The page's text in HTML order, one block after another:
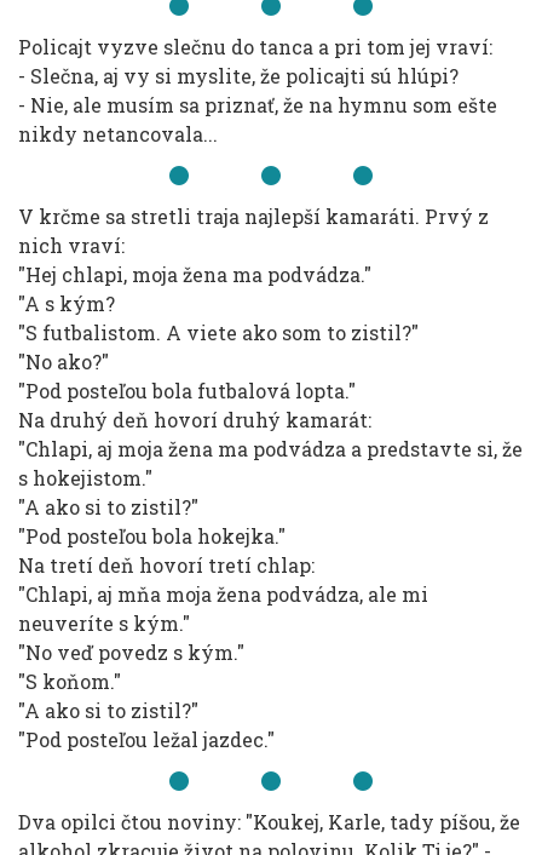
Policajt vyzve slečnu do tanca a pri tom jej vraví:
- Slečna, aj vy si myslite, že policajti sú hlúpi?
- Nie, ale musím sa priznať, že na hymnu som ešte
nikdy netancovala...
V krčme sa stretli traja najlepší kamaráti. Prvý z
nich vraví:
"Hej chlapi, moja žena ma podvádza."
"A s kým?
"S futbalistom. A viete ako som to zistil?"
"No ako?"
"Pod posteľou bola futbalová lopta."
Na druhý deň hovorí druhý kamarát:
"Chlapi, aj moja žena ma podvádza a predstavte si, že
s hokejistom."
"A ako si to zistil?"
"Pod posteľou bola hokejka."
Na tretí deň hovorí tretí chlap:
"Chlapi, aj mňa moja žena podvádza, ale mi
neuveríte s kým."
"No veď povedz s kým."
"S koňom."
"A ako si to zistil?"
"Pod posteľou ležal jazdec."
Dva opilci čtou noviny: "Koukej, Karle, tady píšou, že